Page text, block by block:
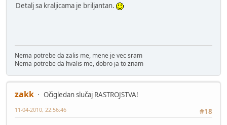
Detalj sa kraljicama je briljantan.
Nema potrebe da zalis me, mene je vec sram
Nema potrebe da hvalis me, dobro ja to znam
zakk
Očigledan slučaj RASTROJSTVA!
#18
11-04-2010, 22:56:46